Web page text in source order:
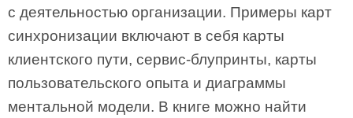
с деятельностью организации. Примеры карт
синхронизации включают в себя карты
клиентского пути, сервис-блупринты, карты
пользовательского опыта и диаграммы
ментальной модели. В книге можно найти